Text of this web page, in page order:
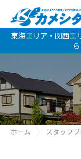
東海エリア・関西エ
ホーム
スタッフ